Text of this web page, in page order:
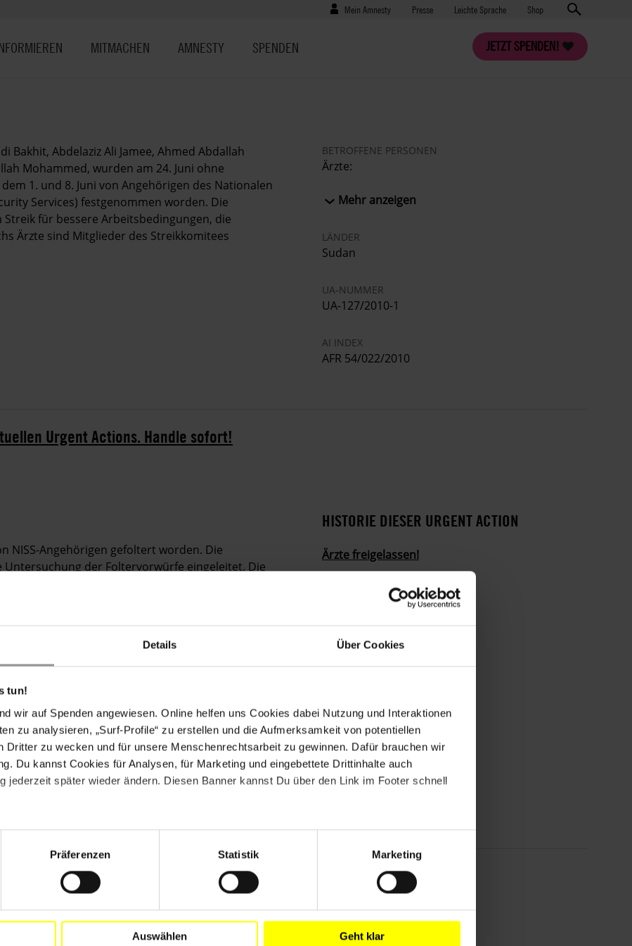
Details Über Cookies
tun!
wir auf Spenden angewiesen. Online helfen uns Cookies dabei Nutzung und Interaktionen
zu analysieren, „Surf-Profile“ zu erstellen und die Aufmerksamkeit von potentiellen
Dritter zu wecken und für unsere Menschenrechtsarbeit zu gewinnen. Dafür brauchen wir
Du kannst Cookies für Analysen, für Marketing und eingebettete Drittinhalte auch
jederzeit später wieder ändern. Diesen Banner kannst Du über den Link im Footer schnell
Präferenzen Statistik Marketing
Auswählen Geht klar
Benutzermenü
Mein Amnesty Presse
Presse Leichte Sprache Shop
JETZT SPENDEN!
MITMACHEN AMNESTY SPENDEN
Bakhit, Abdelaziz Ali Jamee, Ahmed Abdallah
Mohammed, wurden am 24. Juni ohne
1. und 8. Juni von Angehörigen des Nationalen
Services) festgenommen worden. Die
für bessere Arbeitsbedingungen, die
Ärzte sind Mitglieder des Streikkomitees
BETROFFENE PERSONEN
Ärzte:
DR. AHMED ALABWABI
DR. MAHMOUD KHAIRALLAH
DR. ABDELAZIZ ALI JAMEE
Mehr anzeigen
LÄNDER
Sudan
UA-NUMMER
UA-127/2010-1
AI INDEX
AFR 54/022/2010
Urgent Actions. Handle sofort!
NISS-Angehörigen gefoltert worden. Die
der Foltervorwürfe eingeleitet. Die
und wurden nicht unter Anklage gestellt.
Streik, um gegen die Inhaftierung ihrer Kollegen zu
die Arbeitsbedingungen für MedizinerInnen im
die inhaftierten Ärzte freizulassen, wenn die
Streik wurde am 24. Juni beendet. NISS-
Hauptstadt Khartoum durchkämmt haben, um zu
hatten. In der selben Nacht wurden die
Vielen Dank allen, die sich an dieser Eilaktion
HISTORIE DIESER URGENT ACTION
Ärzte freigelassen!